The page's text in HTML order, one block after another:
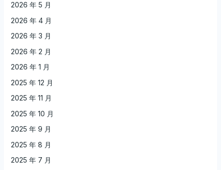
2026 年 5 月
2026 年 4 月
2026 年 3 月
2026 年 2 月
2026 年 1 月
2025 年 12 月
2025 年 11 月
2025 年 10 月
2025 年 9 月
2025 年 8 月
2025 年 7 月